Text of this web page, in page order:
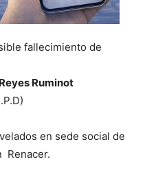
fallecimiento de
Ruminot
en sede social de
Renacer.